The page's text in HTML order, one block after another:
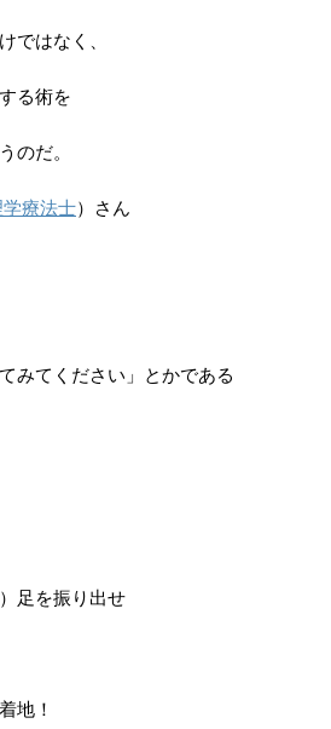
ではなく、
る術を
のだ。
学療法士）さん
みてください」とかである
足を振り出せ
地！